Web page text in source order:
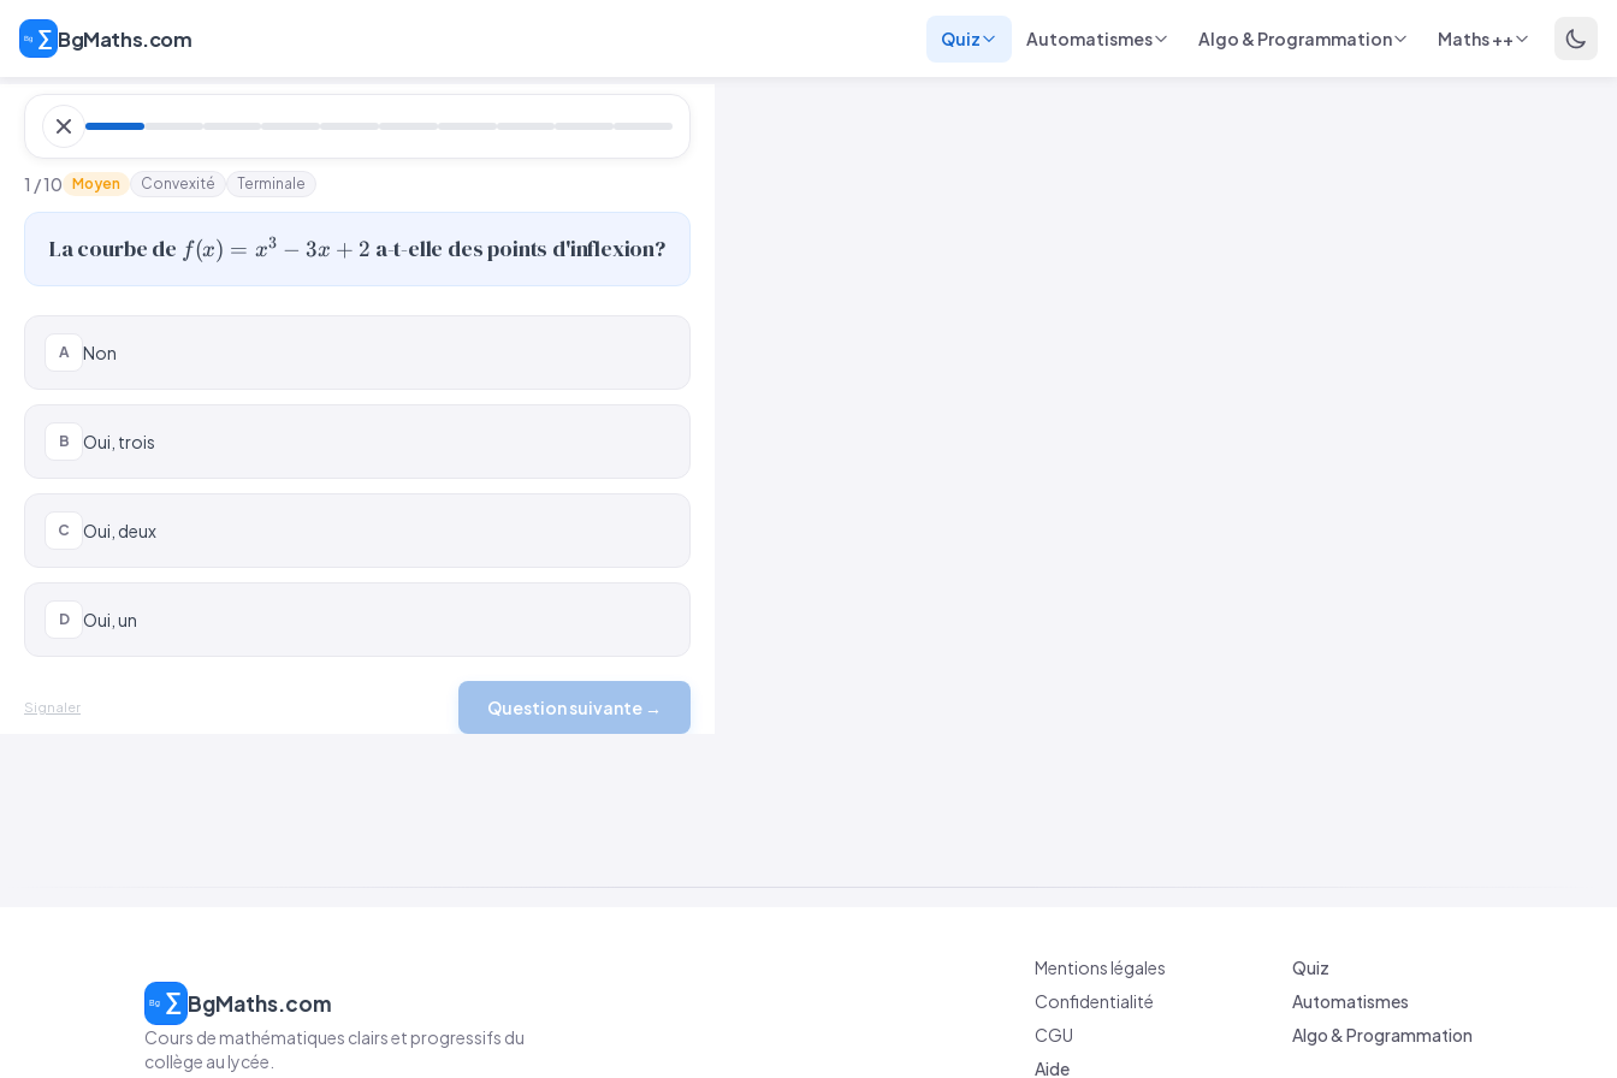
BgMaths.com Quiz Automatismes Algo & Programmation Maths ++
1 / 10 Moyen Convexité Terminale
La courbe de f(x)
f(x) = x3 − 3x + 2 a-t-elle des points d'inflexion?
A Non
B Oui, trois
C Oui, deux
D Oui, un
Signaler Question suivante →
BgMaths.com
Cours de mathématiques clairs et progressifs du
collège au lycée.
Mentions légales
Quiz
Confidentialité
Automatismes
CGU
Algo & Programmation
Aide